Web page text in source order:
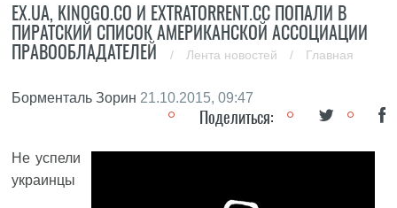
EX.UA, KINOGO.CO И EXTRATORRENT.CC ПОПАЛИ В
ПИРАТСКИЙ СПИСОК АМЕРИКАНСКОЙ АССОЦИАЦИИ
ПРАВООБЛАДАТЕЛЕЙ
/ Лента новостей / Главная
Борменталь Зорин 21.10.2015, 09:47
Поделиться:
Не успели
украинцы